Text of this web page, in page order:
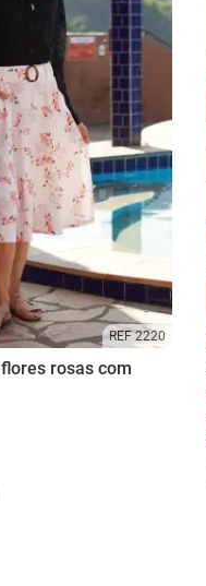
REF 2220
rosas com